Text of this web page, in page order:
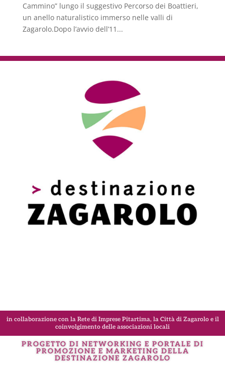
Cammino” lungo il suggestivo Percorso dei Boattieri,
un anello naturalistico immerso nelle valli di
Zagarolo.Dopo l’avvio dell’11...
in collaborazione con la Rete di Imprese Pitartima, la Città di Zagarolo e il
coinvolgimento delle associazioni locali
PROGETTO DI NETWORKING E PORTALE DI
PROMOZIONE E MARKETING DELLA
DESTINAZIONE ZAGAROLO